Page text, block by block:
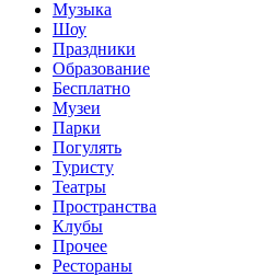
Музыка
Шоу
Праздники
Образование
Бесплатно
Музеи
Парки
Погулять
Туристу
Театры
Пространства
Клубы
Прочее
Рестораны